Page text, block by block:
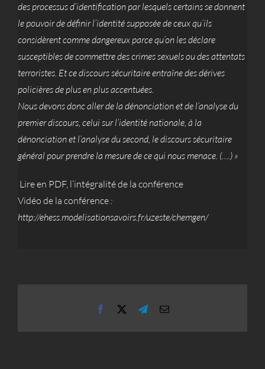
des processus d’identification par lesquels certains se donnent
le pouvoir de définir l’identité supposée de ceux qu’ils
considèrent comme dangereux parce qu’on les déclare
susceptibles de commettre des crimes sexuels ou des attentats
terroristes. Et ce discours sécuritaire entraîne des dérives
policières de plus en plus accentuées.
Nous devons donc aller de la dénonciation et de l’analyse du
premier discours, celui sur l’identité nationale, à la
dénonciation et l’analyse du second, le discours sécuritaire
général pour prendre la mesure de ce qui nous menace. (….) »
Lire en PDF, l’intégralité de la conférence
Vidéo de la conférence:
http://ehess.modelisationsavoirs.fr/uzeste/chemgen/
Facebook TelegramEmail